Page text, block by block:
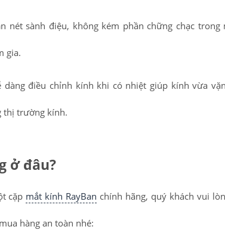
nét sành điệu, không kém phần chững chạc trong
gia.
dàng điều chỉnh kính khi có nhiệt giúp kính vừa
thị trường kính.
ở đâu?
cặp mắt kính RayBan chính hãng, quý khách vui
hàng an toàn nhé: